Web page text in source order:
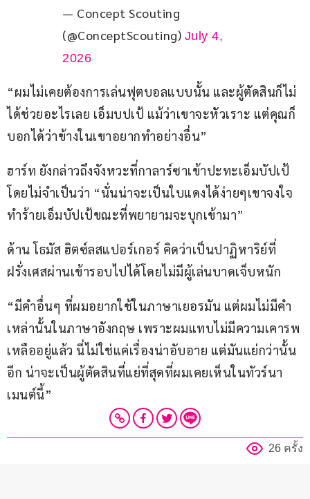
— Concept Scouting
(@ConceptScouting) July 4,
2026
“ผมไม่เคยต้องการเล่นฟุตบอลแบบนั้น และผู้ตัดสินก็ไม่
ได้ช่วยอะไรเลย เอ็มบปเป้ แม้ว่าเขาจะหัวเราะ แต่คุณก็
บอกได้ว่าข้างในเขาอยากทำอย่างอื่น”
ฮาร์ท ยังกล่าวถึงจังหวะที่กาลาร์ซาเข้าปะทะเอ็มบัปเป้
โดยไม่จำเป็นว่า “นั่นน่าจะเป็นใบแดงได้ง่ายๆเขาจงใจ
ทำร้ายเอ็มบัปเป้ขณะที่พยายามจะบุกเข้ามา”
ด้าน โธมัส ฮิตซ์ลสแปอร์เกอร์ คิดว่าเป็นปาฏิหาริย์ที่
ฝรั่งเศสผ่านเข้ารอบไปได้โดยไม่มีผู้เล่นบาดเจ็บหนัก
“มีคำอื่นๆ ที่ผมอยากใช้ในภาษาเยอรมัน แต่ผมไม่มีคำ
เหล่านั้นในภาษาอังกฤษ เพราะผมแทบไม่มีความเคารพ
เหลืออยู่แล้ว นี่ไม่ใช่แค่เรื่องน่าอับอาย แต่มันแย่กว่านั้น
อีก น่าจะเป็นผู้ตัดสินที่แย่ที่สุดที่ผมเคยเห็นในทัวร์นา
เมนต์นี้”
26 ครั้ง